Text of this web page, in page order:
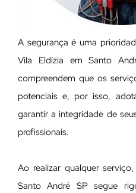
A segurança é uma
Vila Eldízia em Santo
compreendem que os
potenciais e, por isso,
garantir a integridade de
profissionais.
Ao realizar qualquer
Santo André SP segue